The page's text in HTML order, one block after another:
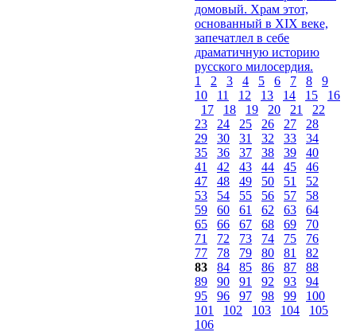
домовый. Храм этот,
основанный в XIX веке,
запечатлел в себе
драматичную историю
русского милосердия.
1
2 3 4 5 6 7 8
9
10
11 12 13 14 15
16
17
18 19 20 21
22
23
24 25 26 27
28
29
30 31 32 33
34
35
36 37 38 39
40
41
42 43 44 45
46
47
48 49 50 51
52
53
54 55 56 57
58
59
60 61 62 63
64
65
66 67 68 69
70
71
72 73 74 75
76
77
78 79 80 81
82
83
84 85 86 87
88
89
90 91 92 93
94
95
96 97 98 99
100
101
102 103 104
105
106